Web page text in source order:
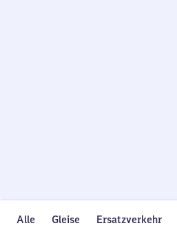
Alle Gleise Ersatzverkehr